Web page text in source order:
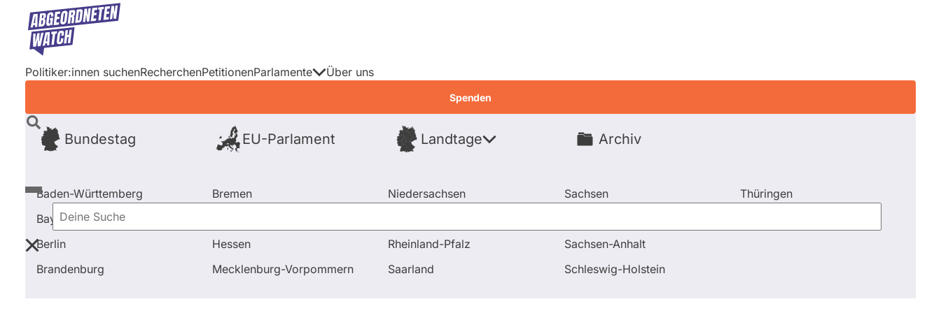
Direkt
Inhalt
Politiker:innen suchenRecherchenPetitionenParlamente
Bundestag EU-Parlament Landtage
Baden-Württemberg
Bayern
Berlin
Brandenburg
Bremen
Hessen
Mecklenburg-Vorpommern
Niedersachsen
Rheinland-Pfalz
Saarland
Sachsen
Sachsen-Anhalt
Schleswig-Holstein
Thüringen
Archiv
Über uns
Spenden
Deine
Suche
Startseite Frage stellen Karl Straub